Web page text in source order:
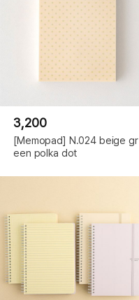
3,200
[Memopad] N.024 beige gr
een polka dot